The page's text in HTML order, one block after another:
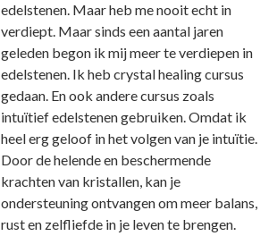
edelstenen. Maar heb me nooit echt in
verdiept. Maar sinds een aantal jaren
geleden begon ik mij meer te verdiepen in
edelstenen. Ik heb crystal healing cursus
gedaan. En ook andere cursus zoals
intuïtief edelstenen gebruiken. Omdat ik
heel erg geloof in het volgen van je intuïtie.
Door de helende en beschermende
krachten van kristallen, kan je
ondersteuning ontvangen om meer balans,
rust en zelfliefde in je leven te brengen.